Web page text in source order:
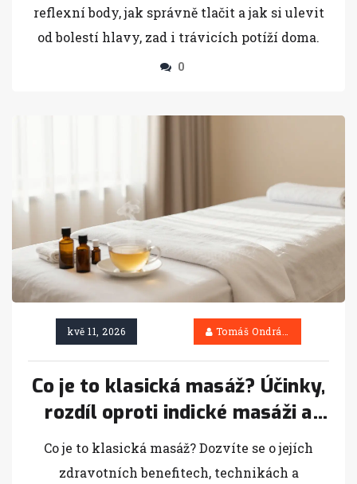
reflexní body, jak správně tlačit a jak si ulevit
od bolestí hlavy, zad i trávicích potíží doma.
0
kvě 11, 2026 Tomáš Ondráček
Co je to klasická masáž? Účinky,
rozdíl oproti indické masáži a
kdy ji zvolit
Co je to klasická masáž? Dozvíte se o jejích
zdravotních benefitech, technikách a